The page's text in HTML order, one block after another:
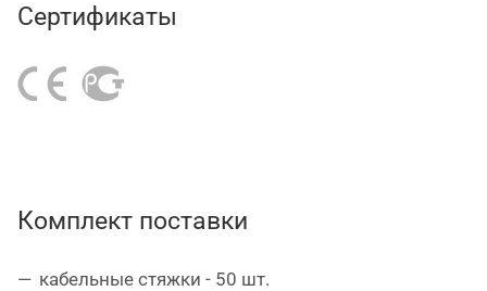
+85°С.
Сертификаты
Комплект поставки
кабельные стяжки - 50 шт.